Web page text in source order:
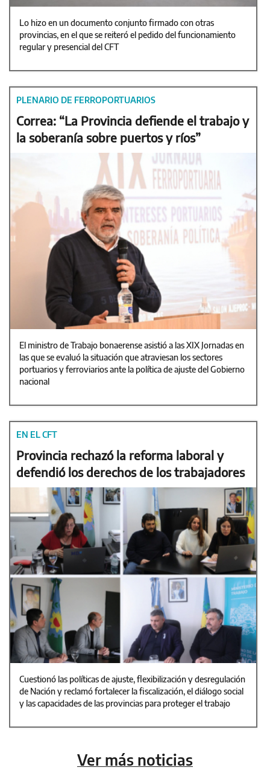
Lo hizo en un documento conjunto firmado con otras
provincias, en el que se reiteró el pedido del funcionamiento
regular y presencial del CFT
PLENARIO DE FERROPORTUARIOS
Correa: “La Provincia defiende el trabajo y
la soberanía sobre puertos y ríos”
El ministro de Trabajo bonaerense asistió a las XIX Jornadas en
las que se evaluó la situación que atraviesan los sectores
portuarios y ferroviarios ante la política de ajuste del Gobierno
nacional
EN EL CFT
Provincia rechazó la reforma laboral y
defendió los derechos de los trabajadores
Cuestionó las políticas de ajuste, flexibilización y desregulación
de Nación y reclamó fortalecer la fiscalización, el diálogo social
y las capacidades de las provincias para proteger el trabajo
Ver más noticias